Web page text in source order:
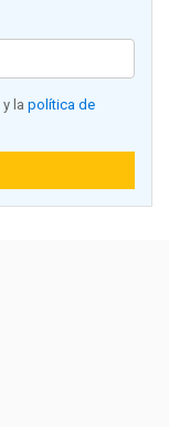
y la política de